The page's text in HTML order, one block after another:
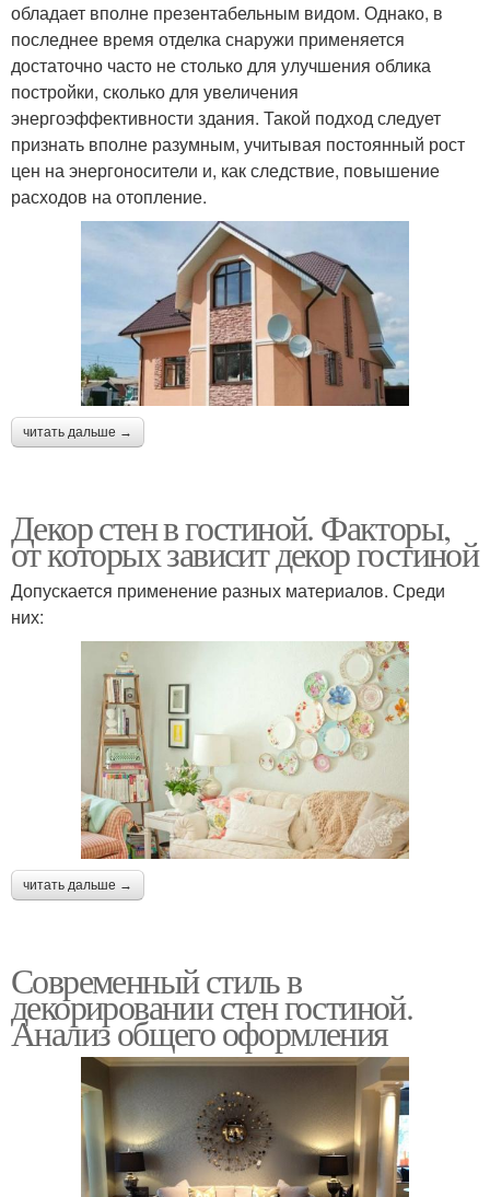
обладает вполне презентабельным видом. Однако, в
последнее время отделка снаружи применяется
достаточно часто не столько для улучшения облика
постройки, сколько для увеличения
энергоэффективности здания. Такой подход следует
признать вполне разумным, учитывая постоянный рост
цен на энергоносители и, как следствие, повышение
расходов на отопление.
читать дальше →
Декор стен в гостиной. Факторы,
от которых зависит декор гостиной
Допускается применение разных материалов. Среди
них:
читать дальше →
Современный стиль в
декорировании стен гостиной.
Анализ общего оформления